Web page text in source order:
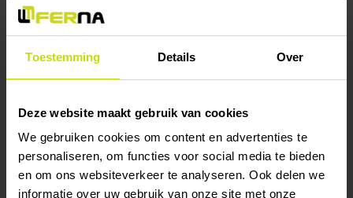
Toestemming Details Over
Deze website maakt gebruik van cookies
We gebruiken cookies om content en advertenties te
personaliseren, om functies voor social media te bieden
en om ons websiteverkeer te analyseren. Ook delen we
informatie over uw gebruik van onze site met onze
Controleer haaksheid met een winkelhaak na elke verbinding.
Kleine afwijkingen stapelen zich op tot grote problemen.
Corrigeer direct waar nodig.
verticale uitlijning. Werk systematisch – eerst één richting,
dan de andere.
Vulplaatjes compenseren kleine oneffenheden. Gebruik ze